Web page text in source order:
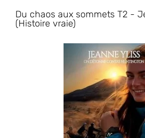
Du chaos aux sommets T2 -
(Histoire vraie)